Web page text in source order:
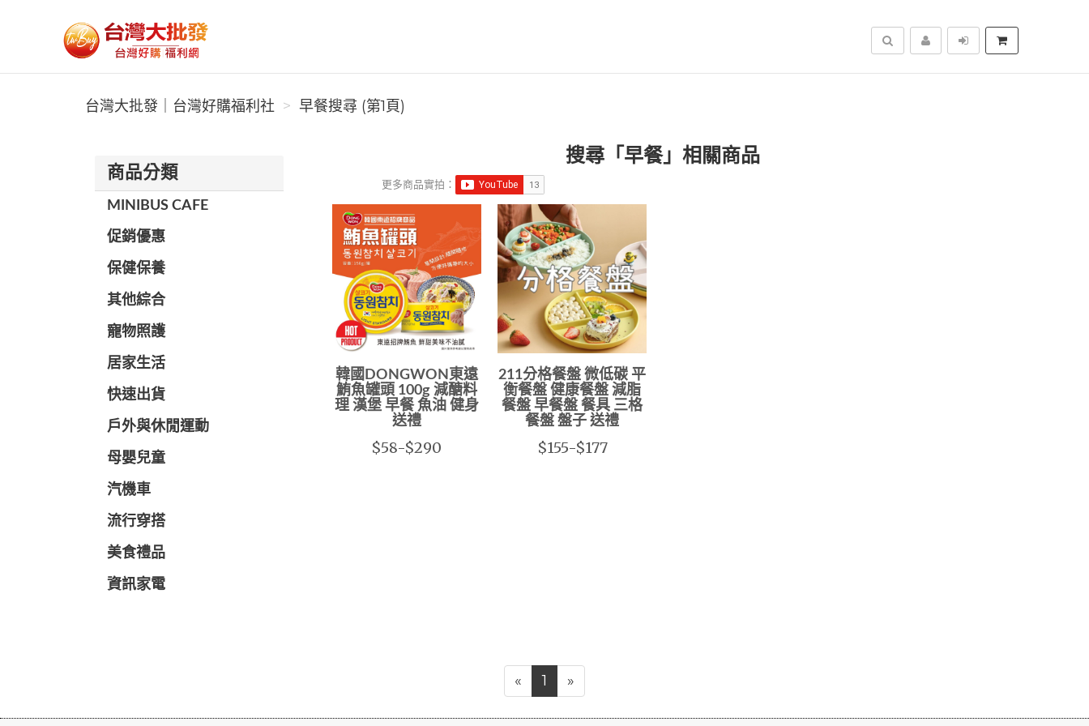
台灣大批發｜台灣好購福利社
搜尋
台灣大批發｜台灣好購福利社 早餐搜尋 (第1頁)
商品分類
MINIBUS CAFE
促銷優惠
保健保養
其他綜合
寵物照護
居家生活
快速出貨
戶外與休閒運動
母嬰兒童
汽機車
流行穿搭
美食禮品
資訊家電
搜尋「早餐」相關商品
更多商品實拍：
韓國DONGWON東遠
鮪魚罐頭 100g 減醣料
理 漢堡 早餐 魚油 健身
送禮
$58-$290
211分格餐盤 微低碳 平
衡餐盤 健康餐盤 減脂
餐盤 早餐盤 餐具 三格
餐盤 盤子 送禮
$155-$177
« 1 »